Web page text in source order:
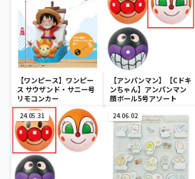
【ワンピース】ワンピー
ス サウザンド・サニー号
リモコンカー
【アンパンマン】【Cドキ
ンちゃん】アンパンマン
顔ボール5号アソート
24.05.31 24.06.02